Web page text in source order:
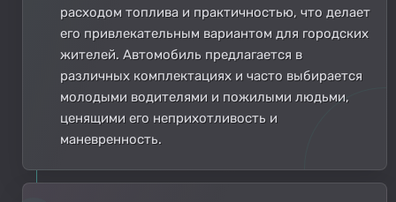
расходом топлива и практичностью, что делает
его привлекательным вариантом для городских
жителей. Автомобиль предлагается в
различных комплектациях и часто выбирается
молодыми водителями и пожилыми людьми,
ценящими его неприхотливость и
маневренность.